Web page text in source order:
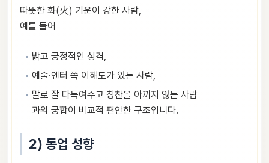
따뜻한 화(火) 기운이 강한 사람,
예를 들어
밝고 긍정적인 성격,
예술·엔터 쪽 이해도가 있는 사람,
말로 잘 다독여주고 칭찬을 아끼지 않는 사람
과의 궁합이 비교적 편안한 구조입니다.
2) 동업 성향